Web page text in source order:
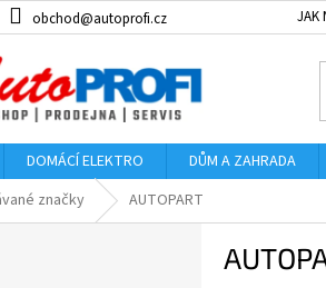
obchod@autoprofi.cz JAK
DOMÁCÍ ELEKTRO DŮM A ZAHRADA
značky AUTOPART